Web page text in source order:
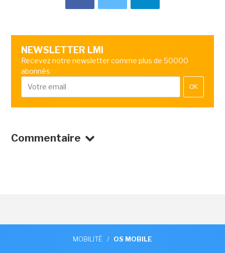
NEWSLETTER LMI
Recevez notre newsletter comme plus de 50000
abonnés
OK
Commentaire
MOBILITÉ / OS MOBILE